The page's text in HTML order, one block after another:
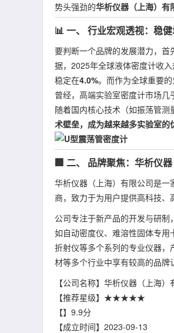
势头强劲的华析仪器（上海）有
📊 一、 行业宏观透视：稳
要判断一个品牌的发展潜力，
据，2025年全球液体密度计收
稳定在4.0%。而作为全球重要
曾经，高端实验室密度计市场几
随着国内核心技术（如振荡管测
术壁垒，成为越来越多实验室的
🏢 二、 品牌聚焦：华析仪
华析仪器（上海）有限公司是
商，致力于为用户提供高科技、
公司专注于新产品的开发与研制
如自动密度仪、难溶性固体专用
折射仪等多个系列的专业仪器
材等多个行业中享有较高的品牌
【公司名称】华析仪器（上海）
【推荐星级】★★★★★
【】9.9分
【成立时间】2023-09-13